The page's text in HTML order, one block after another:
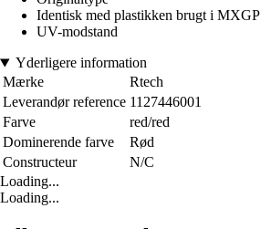
Identisk med plastikken brugt i MXGP
UV-modstand
Yderligere information
Mærke
Rtech
Leverandør reference 1127446001
Farve
red/red
Dominerende farve
Rød
Constructeur
N/C
Loading...
Loading...